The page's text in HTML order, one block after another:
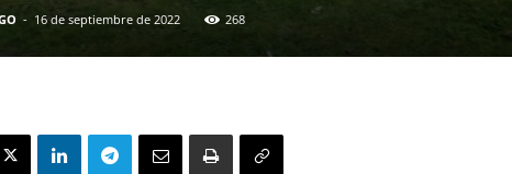
- 16 de septiembre de 2022 268